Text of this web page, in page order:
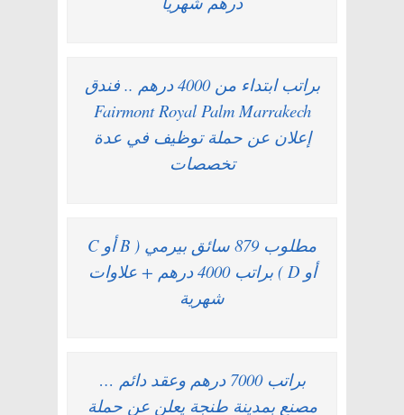
براتب ابتداء من 4000 درهم .. فندق
Fairmont Royal Palm Marrakech
إعلان عن حملة توظيف في عدة
تخصصات
مطلوب 879 سائق بيرمي ( B أو C
أو D ) براتب 4000 درهم + علاوات
شهرية
براتب 7000 درهم وعقد دائم …
مصنع بمدينة طنجة يعلن عن حملة